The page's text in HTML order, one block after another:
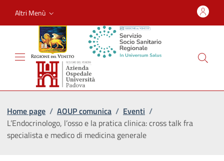
Altri Menù
Home page / AOUP comunica / Eventi /
L’Endocrinologo, l’osso e la pratica clinica: cross talk fra
specialista e medico di medicina generale